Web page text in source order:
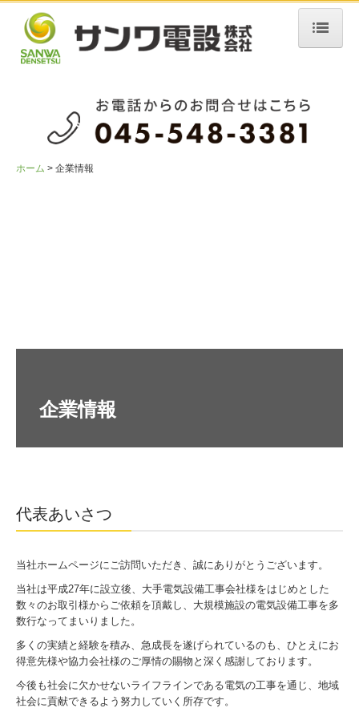
ホーム
サンワ電設の強み
業務内容
ホーム 企業情報
代表あいさつ
当社ホームページにご訪問いただき、誠にありがとうございます。
当社は平成27年に設立後、大手電気設備工事会社様をはじめとした
数々のお取引様からご依頼を頂戴し、大規模施設の電気設備工事を多
数行なってまいりました。
多くの実績と経験を積み、急成長を遂げられているのも、ひとえにお
得意先様や協力会社様のご厚情の賜物と深く感謝しております。
今後も社会に欠かせないライフラインである電気の工事を通じ、地域
社会に貢献できるよう努力していく所存です。